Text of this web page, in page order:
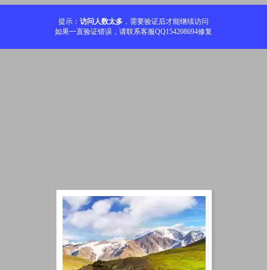
提示： 访问人数太多 ，需要验证后才能继续访问
如果一直验证错误，请联系客服QQ154208694修复
加载中